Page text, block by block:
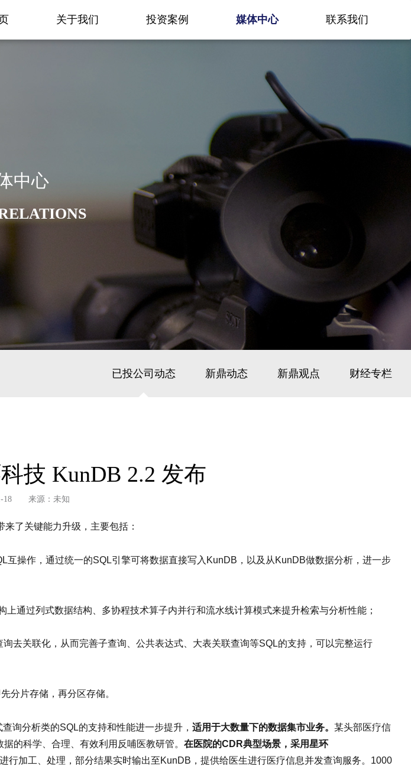
关于我们 投资案例 媒体中心 联系我们
中心
已投公司动态 新鼎动态 新鼎观点 财经专栏
技 KunDB 2.2 发布
1-18 来源：未知
来了关键能力升级，主要包括：
操作，通过统一的SQL引擎可将数据直接写入KunDB，以及从KunDB做数据分析，进一步
通过列式数据结构、多协程技术算子内并行和流水线计算模式来提升检索与分析性能；
去关联化，从而完善子查询、公共表达式、大表关联查询等SQL的支持，可以完整运行
分片存储，再分区存储。
询分析类的SQL的支持和性能进一步提升， 适用于大数量下的数据集市业务。 某头部医疗信
的科学、合理、有效利用反哺医教研管。 在医院的CDR典型场景，采用星环
行加工、处理，部分结果实时输出至KunDB，提供给医生进行医疗信息并发查询服务。1000